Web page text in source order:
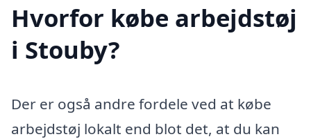
Hvorfor købe arbejdstøj
i Stouby?
Der er også andre fordele ved at købe
arbejdstøj lokalt end blot det, at du kan